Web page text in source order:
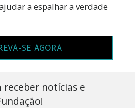
a espalhar a verdade
SE AGORA
receber notícias e